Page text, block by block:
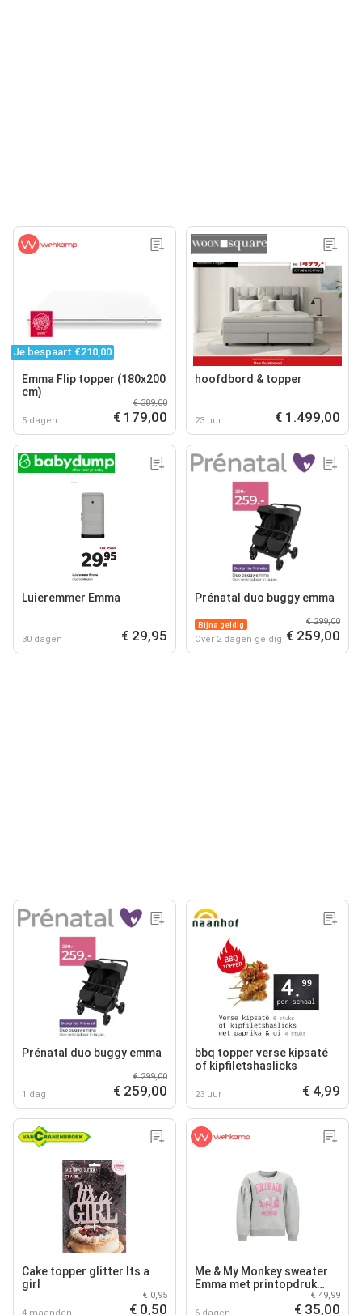
Je bespaart €210,00
Emma Flip topper (180x200
cm)
5 dagen
€ 389,00
€ 179,00
hoofdbord & topper
23 uur € 1.499,00
Luieremmer Emma
30 dagen € 29,95
Prénatal duo buggy emma
Bijna geldig
Over 2 dagen geldig
€ 299,00
€ 259,00
Prénatal duo buggy emma
1 dag
€ 299,00
€ 259,00
bbq topper verse kipsaté
of kipfiletshaslicks
23 uur € 4,99
Cake topper glitter Its a
girl
4 maanden
€ 0,95
€ 0,50
Me & My Monkey sweater
Emma met printopdruk
6 dagen
€ 49,99
€ 35,00